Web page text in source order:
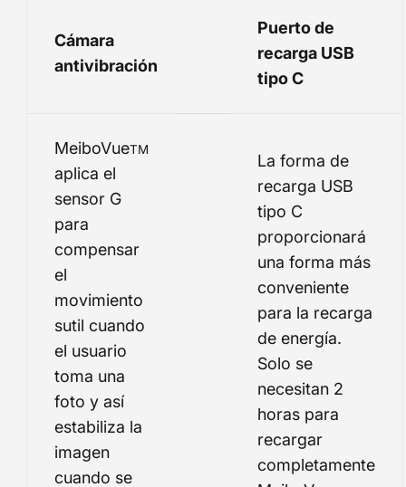
Cámara
antivibración
Puerto de
recarga USB
tipo C
MeiboVueTM
aplica el
sensor G
para
compensar
el
movimiento
sutil cuando
el usuario
toma una
foto y así
estabiliza la
imagen
cuando se
La forma de
recarga USB
tipo C
proporcionará
una forma más
conveniente
para la recarga
de energía.
Solo se
necesitan 2
horas para
recargar
completamente